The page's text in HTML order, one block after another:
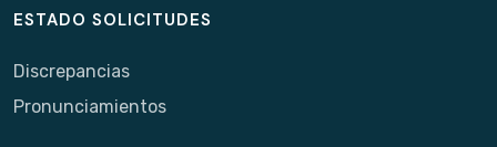
ESTADO SOLICITUDES
Discrepancias
Pronunciamientos